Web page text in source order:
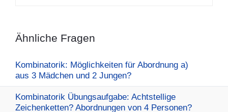
Ähnliche Fragen
Kombinatorik: Möglichkeiten für Abordnung a)
aus 3 Mädchen und 2 Jungen?
Kombinatorik Übungsaufgabe: Achtstellige
Zeichenketten? Abordnungen von 4 Personen?